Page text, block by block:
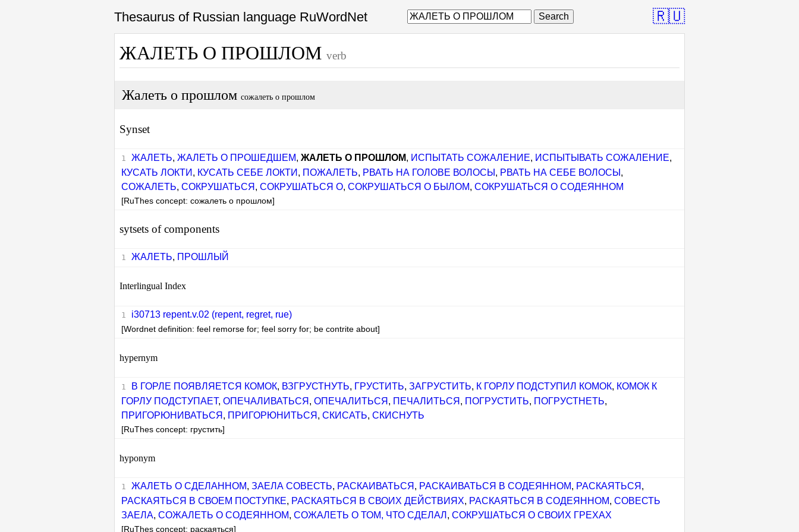
Thesaurus of Russian language RuWordNet Search 🇷🇺
ЖАЛЕТЬ О ПРОШЛОМ verb
Жалеть о прошлом сожалеть о прошлом
Synset
ЖАЛЕТЬ, ЖАЛЕТЬ О ПРОШЕДШЕМ, ЖАЛЕТЬ О ПРОШЛОМ, ИСПЫТАТЬ СОЖАЛЕНИЕ, ИСПЫТЫВАТЬ СОЖАЛЕНИЕ,
КУСАТЬ ЛОКТИ , КУСАТЬ СЕБЕ ЛОКТИ , ПОЖАЛЕТЬ, РВАТЬ НА ГОЛОВЕ ВОЛОСЫ , РВАТЬ НА СЕБЕ ВОЛОСЫ ,
СОЖАЛЕТЬ,СОКРУШАТЬСЯ ,СОКРУШАТЬСЯ О,СОКРУШАТЬСЯ О БЫЛОМ,СОКРУШАТЬСЯ О СОДЕЯННОМ
[RuThes concept: сожалеть о прошлом]
sytsets of components
ЖАЛЕТЬ, ПРОШЛЫЙ
Interlingual Index
i30713 repent.v.02 (repent, regret, rue)
[Wordnet definition: feel remorse for; feel sorry for; be contrite about]
hypernym
В ГОРЛЕ ПОЯВЛЯЕТСЯ КОМОК, ВЗГРУСТНУТЬ, ГРУСТИТЬ, ЗАГРУСТИТЬ, К ГОРЛУ ПОДСТУПИЛ КОМОК, КОМОК К
ГОРЛУ ПОДСТУПАЕТ,ОПЕЧАЛИВАТЬСЯ ,ОПЕЧАЛИТЬСЯ , ПЕЧАЛИТЬСЯ , ПОГРУСТИТЬ, ПОГРУСТНЕТЬ,
ПРИГОРЮНИВАТЬСЯ , ПРИГОРЮНИТЬСЯ ,СКИСАТЬ,СКИСНУТЬ
[RuThes concept: грустить]
hyponym
ЖАЛЕТЬ О СДЕЛАННОМ, ЗАЕЛА СОВЕСТЬ, РАСКАИВАТЬСЯ , РАСКАИВАТЬСЯ В СОДЕЯННОМ, РАСКАЯТЬСЯ ,
РАСКАЯТЬСЯ В СВОЕМ ПОСТУПКЕ, РАСКАЯТЬСЯ В СВОИХ ДЕЙСТВИЯХ, РАСКАЯТЬСЯ В СОДЕЯННОМ,СОВЕСТЬ
ЗАЕЛА,СОЖАЛЕТЬ О СОДЕЯННОМ,СОЖАЛЕТЬ О ТОМ, ЧТО СДЕЛАЛ ,СОКРУШАТЬСЯ О СВОИХ ГРЕХАХ
[RuThes concept: раскаяться]